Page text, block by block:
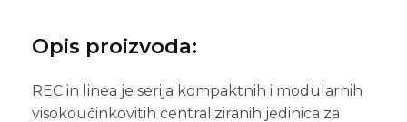
Opis proizvoda:
REC in linea je serija kompaktnih i modularnih
visokoučinkovitih centraliziranih jedinica za